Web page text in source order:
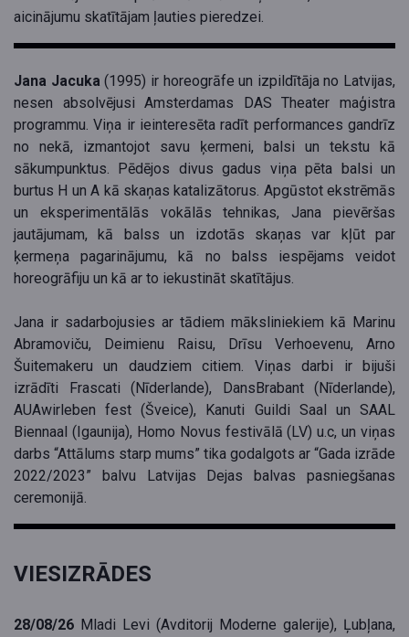
aicinājumu skatītājam ļauties pieredzei.
Jana Jacuka(1995) ir horeogrāfe un izpildītāja no Latvijas,
nesen absolvējusi Amsterdamas DAS Theater maģistra
programmu. Viņa ir ieinteresēta radīt performances gandrīz
no nekā, izmantojot savu ķermeni, balsi un tekstu kā
sākumpunktus. Pēdējos divus gadus viņa pēta balsi un
burtus H un A kā skaņas katalizātorus. Apgūstot ekstrēmās
un eksperimentālās vokālās tehnikas, Jana pievēršas
jautājumam, kā balss un izdotās skaņas var kļūt par
ķermeņa pagarinājumu, kā no balss iespējams veidot
horeogrāfiju un kā ar to iekustināt skatītājus.
Jana ir sadarbojusies ar tādiem māksliniekiem kā Marinu
Abramoviču, Deimienu Raisu, Drīsu Verhoevenu, Arno
Šuitemakeru un daudziem citiem. Viņas darbi ir bijuši
izrādīti Frascati (Nīderlande), DansBrabant (Nīderlande),
AUAwirleben fest (Šveice), Kanuti Guildi Saal un SAAL
Biennaal (Igaunija), Homo Novus festivālā (LV) u.c, un viņas
darbs “Attālums starp mums” tika godalgots ar “Gada izrāde
2022/2023” balvu Latvijas Dejas balvas pasniegšanas
ceremonijā.
VIESIZRĀDES
28/08/26 Mladi Levi (Avditorij Moderne galerije), Ļubļana,